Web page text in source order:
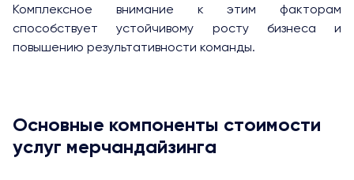
Комплексное внимание к этим факторам
способствует устойчивому росту бизнеса и
повышению результативности команды.
Основные компоненты стоимости
услуг мерчандайзинга